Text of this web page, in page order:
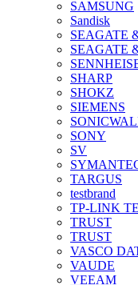
SAMSUNG
Sandisk
SEAGATE
SEAGATE
SHARP
SHOKZ
SIEMENS
SONY
SV
TARGUS
testbrand
TP-LINK
TRUST
TRUST
VASCO
VAUDE
VEEAM